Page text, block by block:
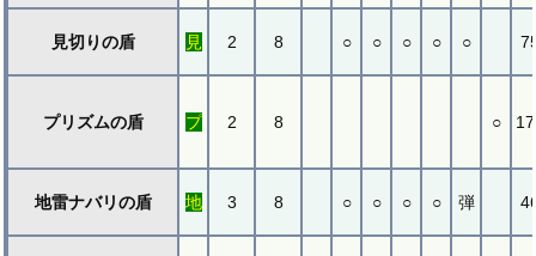
見切りの盾 見 2 8 ○ ○ ○ ○ ○
プリズムの盾 プ 2 8 ○
地雷ナバリの盾 地 3 8 ○ ○ ○ ○ 弾